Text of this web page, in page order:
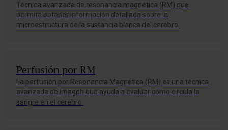
Técnica avanzada de resonancia magnética (RM) que
permite obtener información detallada sobre la
microestructura de la sustancia blanca del cerebro.
Perfusión por RM
La perfusión por Resonancia Magnética (RM) es una técnica
avanzada de imagen que ayuda a evaluar cómo circula la
sangre en el cerebro.